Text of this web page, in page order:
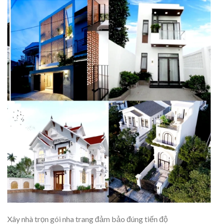
Xây nhà trọn gói nha trang đảm bảo đúng tiến độ